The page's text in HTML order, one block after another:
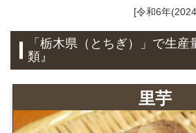
[令和6年
「栃木県（とちぎ）」で生
類』
里芋